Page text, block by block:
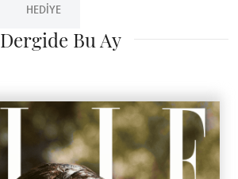
HEDIYE
Dergide Bu Ay